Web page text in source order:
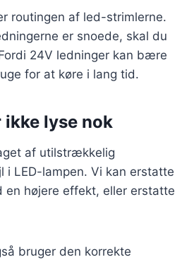
routingen af led-strimlerne.
er snoede, skal du
24V ledninger kan bære
for at køre i lang tid.
ikke lyse nok
af utilstrækkelig
i LED-lampen. Vi kan erstatte
en højere effekt, eller erstatte
bruger den korrekte